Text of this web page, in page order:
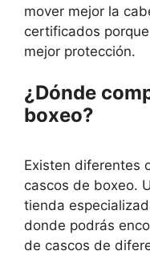
mover mejor la
certificados
mejor protección.
¿Dónde
boxeo?
Existen diferentes
cascos de boxeo.
tienda
donde podrás
de cascos de